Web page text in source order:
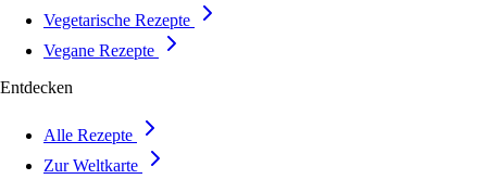
Vegetarische Rezepte
Vegane Rezepte
Entdecken
Alle Rezepte
Zur Weltkarte